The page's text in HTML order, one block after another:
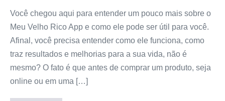
Você chegou aqui para entender um pouco mais sobre o
Meu Velho Rico App e como ele pode ser útil para você.
Afinal, você precisa entender como ele funciona, como
traz resultados e melhorias para a sua vida, não é
mesmo? O fato é que antes de comprar um produto, seja
online ou em uma […]